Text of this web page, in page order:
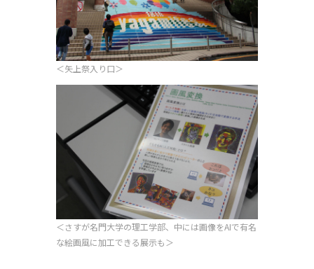
＜矢上祭入り口＞
＜さすが名門大学の理工学部、中には画像をAIで有名
な絵画風に加工できる展示も＞